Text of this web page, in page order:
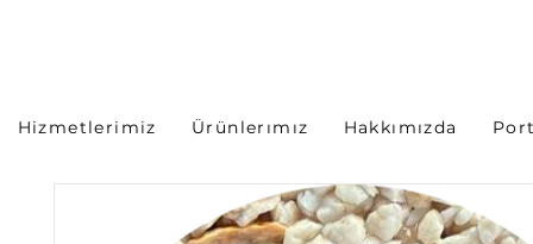
Hizmetlerimiz Ürünlerımız Hakkımızda